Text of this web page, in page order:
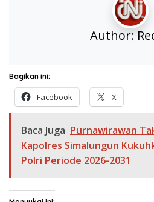
Author:
Bagikan ini:
Facebook X
Baca Juga Purnawirawan
Kapolres Simalungun
Polri Periode 2026-2031